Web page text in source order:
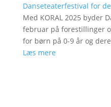
Danseteaterfestival for
Med KORAL 2025 byder
februar på forestillinger
for børn på 0-9 år og
Læs mere